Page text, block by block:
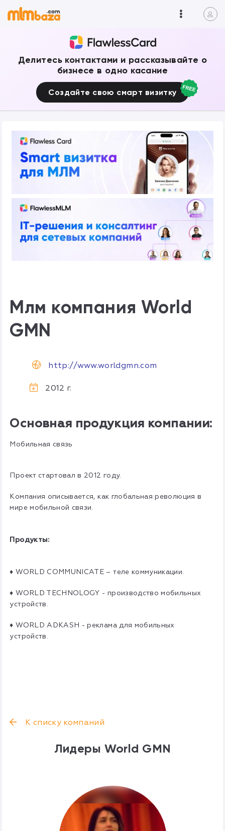
Делитесь контактами и рассказывайте о
бизнесе в одно касание
Создайте свою смарт визитку
Млм компания World
GMN
http://www.worldgmn.com
2012 г.
Основная продукция компании:
Мобильная связь
Проект стартовал в 2012 году.
Компания описывается, как глобальная революция в
мире мобильной связи.
Продукты:
♦ WORLD COMMUNICATE – теле коммуникации.
♦ WORLD TECHNOLOGY - производство мобильных
устройств.
♦ WORLD ADKASH - реклама для мобильных
устройств.
К списку компаний
Лидеры World GMN